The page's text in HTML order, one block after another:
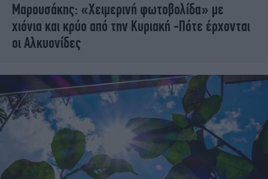
Μαρουσάκης: «Χειμερινή φωτοβολίδα» με
χιόνια και κρύο από την Κυριακή -Πότε έρχονται
οι Αλκυονίδες